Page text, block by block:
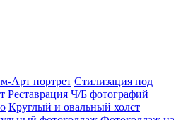
Арт портрет Стилизация под
Реставрация Ч/Б фотографий
Круглый и овальный холст